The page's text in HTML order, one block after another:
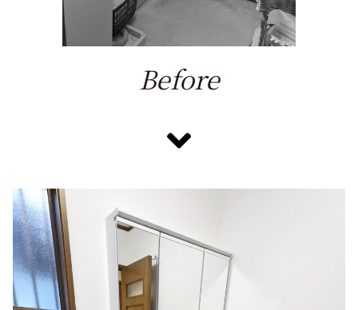
Before